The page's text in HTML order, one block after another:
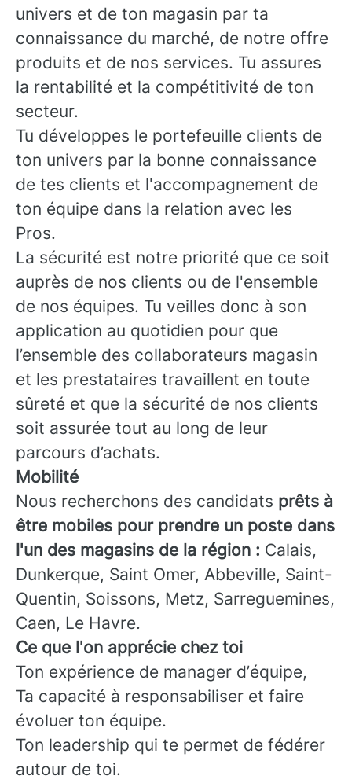
univers et de ton magasin par ta
connaissance du marché, de notre offre
produits et de nos services. Tu assures
la rentabilité et la compétitivité de ton
secteur.
Tu développes le portefeuille clients de
ton univers par la bonne connaissance
de tes clients et l'accompagnement de
ton équipe dans la relation avec les
Pros.
La sécurité est notre priorité que ce soit
auprès de nos clients ou de l'ensemble
de nos équipes. Tu veilles donc à son
application au quotidien pour que
l’ensemble des collaborateurs magasin
et les prestataires travaillent en toute
sûreté et que la sécurité de nos clients
soit assurée tout au long de leur
parcours d’achats.
Mobilité
Nous recherchons des candidats prêts à
être mobiles pour prendre un poste dans
l'un des magasins de la région : Calais,
Dunkerque, Saint Omer, Abbeville, Saint-
Quentin, Soissons, Metz, Sarreguemines,
Caen, Le Havre.
Ce que l'on apprécie chez toi
Ton expérience de manager d’équipe,
Ta capacité à responsabiliser et faire
évoluer ton équipe.
Ton leadership qui te permet de fédérer
autour de toi.